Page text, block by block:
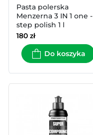
Pasta polerska
Menzerna 3 IN 1 one -
step polish 1 l
180 zł
Do koszyka